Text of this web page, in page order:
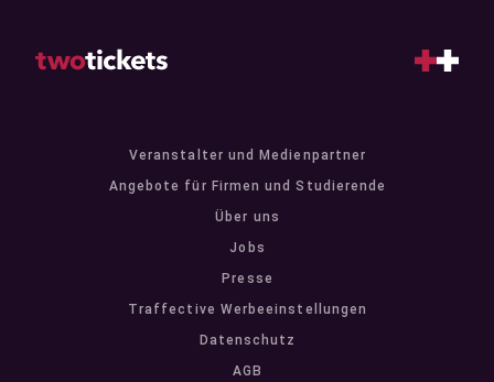
Veranstalter und Medienpartner
Angebote für Firmen und Studierende
Über uns
Jobs
Presse
Traffective Werbeeinstellungen
Datenschutz
AGB